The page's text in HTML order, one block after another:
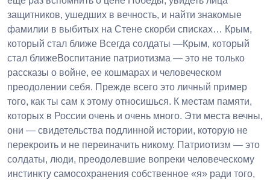
защитников, ушедших в вечность, и найти знакомые
фамилии в выбитых на Стене скорби списках… Крым,
который стал ближе Всегда солдаты —Крым, который
стал ближеВоспитание патриотизма — это не только
рассказы о войне, ее кошмарах и человеческом
преодолении себя. Прежде всего это личный пример
того, как ты сам к этому относишься. К местам памяти,
которых в России очень и очень много. Эти места вечны,
они — свидетельства подлинной истории, которую не
перекроить и не переиначить никому. Патриотизм — это
солдаты, люди, преодолевшие вопреки человеческому
инстинкту самосохранения собственное «я» ради того,